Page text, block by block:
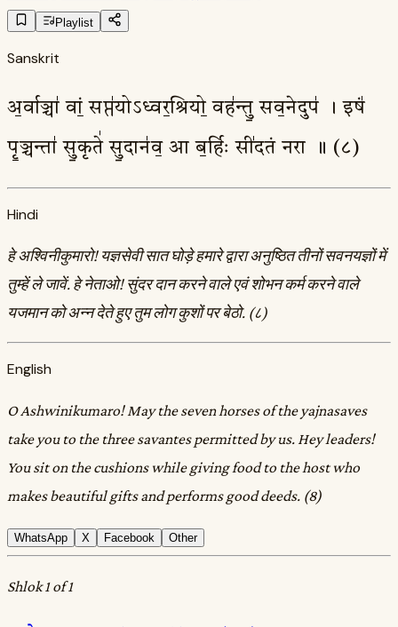
Playlist
Sanskrit
अ॒र्वाञ्चा॑ वां॒ सप्त॑योऽध्वर॒श्रियो॒ वह॑न्तु॒ सव॒नेदुप॑ । इषं॑
पृ॒ञ्चन्ता॑ सु॒कृते॑ सु॒दान॑व॒ आ ब॒र्हिः सी॑दतं नरा ॥ (८)
Hindi
हे अश्विनीकुमारो! यज्ञसेवी सात घोड़े हमारे द्वारा अनुष्ठित तीनों सवनयज्ञों में
तुम्हें ले जावें. हे नेताओ! सुंदर दान करने वाले एवं शोभन कर्म करने वाले
यजमान को अन्न देते हुए तुम लोग कुशों पर बेठो. (८)
English
O Ashwinikumaro! May the seven horses of the yajnasaves
take you to the three savantes permitted by us. Hey leaders!
You sit on the cushions while giving food to the host who
makes beautiful gifts and performs good deeds. (8)
WhatsApp X Facebook Other
Shlok 1 of 1